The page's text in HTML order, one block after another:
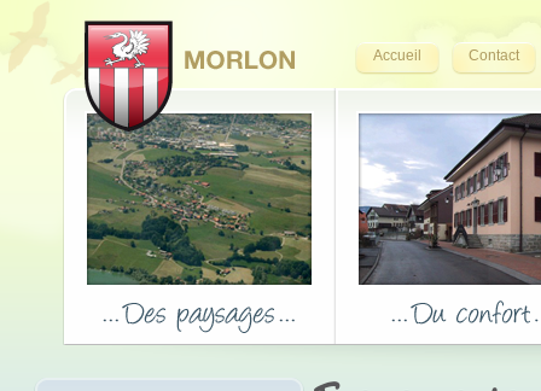
Accueil Contact